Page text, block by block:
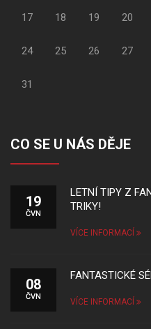
17 18 19 20
24 25 26 27
31
CO SE U NÁS DĚJE
19
ČVN
LETNÍ TIPY Z
TRIKY!
VÍCE INFORMACÍ
08
ČVN
FANTASTICKÉ
VÍCE INFORMACÍ